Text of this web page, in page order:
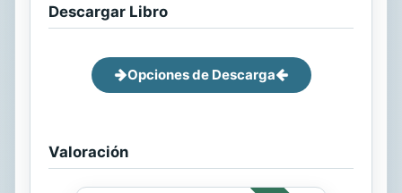
Descargar Libro
Opciones de Descarga
Valoración